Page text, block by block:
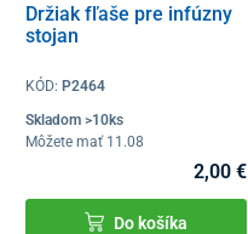
Držiak fľaše pre infúzny
stojan
KÓD: P2464
Skladom >10ks
Môžete mať 11.08
2,00 €
Do košíka